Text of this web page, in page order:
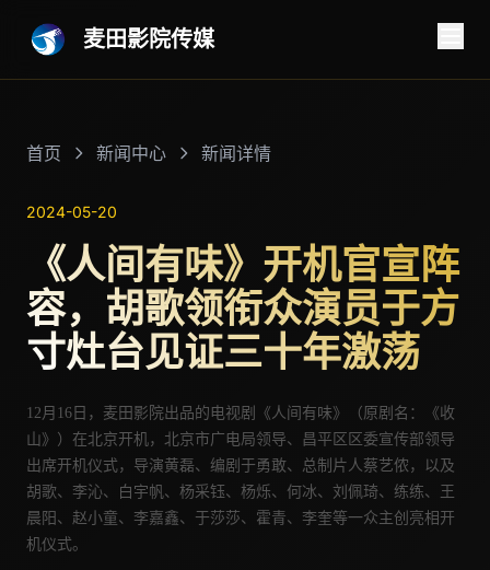
麦田影院传媒
首页 新闻中心 新闻详情
2024-05-20
《人间有味》开机官宣阵
容，胡歌领衔众演员于方
寸灶台见证三十年激荡
12月16日，麦田影院出品的电视剧《人间有味》（原剧名：《收
山》）在北京开机， 北京市广电局领导、昌平区区委宣传部领导
出席开机仪式，导演黄磊、 编剧于勇敢、总制片人蔡艺侬 ，以及
胡歌、李沁、白宇帆、杨采钰、杨烁、何冰、刘佩琦、练练、王
晨阳、赵小童、李嘉鑫、于莎莎、霍青、李奎等一众主创亮相开
机仪式。